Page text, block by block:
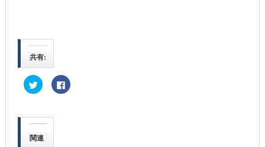
共有:
ク
リ
て
Twitter
で
共
Facebook
で
関連